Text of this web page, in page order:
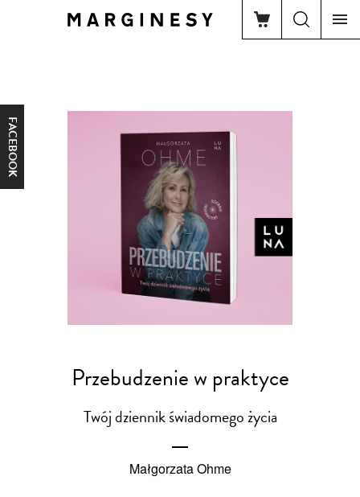
FACEBOOK
Przebudzenie w praktyce
Twój dziennik świadomego życia
Małgorzata Ohme